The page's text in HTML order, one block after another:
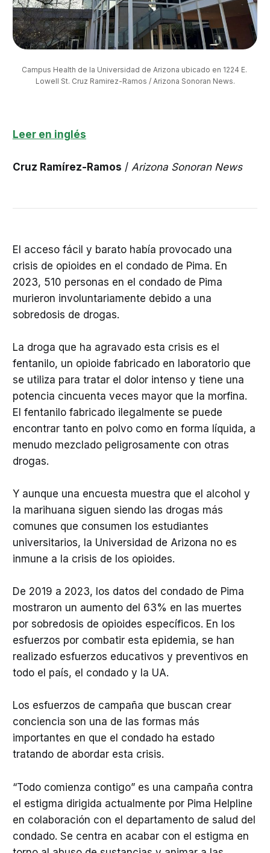
Campus Health de la Universidad de Arizona ubicado en 1224 E.
Lowell St. Cruz Ramirez-Ramos / Arizona Sonoran News.
Leer en inglés
Cruz Ramírez-Ramos / Arizona Sonoran News
El acceso fácil y barato había provocado una
crisis de opioides en el condado de Pima. En
2023, 510 personas en el condado de Pima
murieron involuntariamente debido a una
sobredosis de drogas.
La droga que ha agravado esta crisis es el
fentanilo, un opioide fabricado en laboratorio que
se utiliza para tratar el dolor intenso y tiene una
potencia cincuenta veces mayor que la morfina.
El fentanilo fabricado ilegalmente se puede
encontrar tanto en polvo como en forma líquida, a
menudo mezclado peligrosamente con otras
drogas.
Y aunque una encuesta muestra que el alcohol y
la marihuana siguen siendo las drogas más
comunes que consumen los estudiantes
universitarios, la Universidad de Arizona no es
inmune a la crisis de los opioides.
De 2019 a 2023, los datos del condado de Pima
mostraron un aumento del 63% en las muertes
por sobredosis de opioides específicos. En los
esfuerzos por combatir esta epidemia, se han
realizado esfuerzos educativos y preventivos en
todo el país, el condado y la UA.
Los esfuerzos de campaña que buscan crear
conciencia son una de las formas más
importantes en que el condado ha estado
tratando de abordar esta crisis.
“Todo comienza contigo” es una campaña contra
el estigma dirigida actualmente por Pima Helpline
en colaboración con el departamento de salud del
condado. Se centra en acabar con el estigma en